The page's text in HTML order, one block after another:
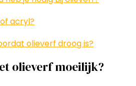
acryl?
olieverf droog is?
olieverf moeilijk?